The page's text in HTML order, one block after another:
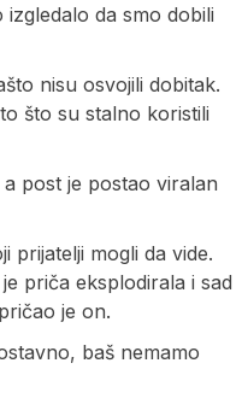
da smo dobili
nisu osvojili dobitak.
što su stalno koristili
post je postao viralan
prijatelji mogli da vide.
priča eksplodirala i sad
je on.
baš nemamo